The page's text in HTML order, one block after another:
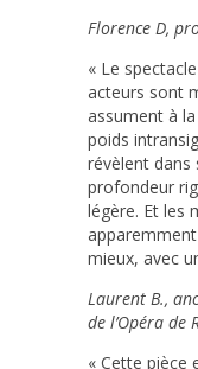
Florence D,
« Le
acteurs sont
assument à
poids
révèlent dans
profondeur
légère. Et les
mieux, avec
Laurent B.,
de l’Opéra de
« Cette pièce